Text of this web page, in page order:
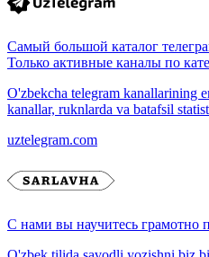
Самый большой каталог
Только активные каналы по
O'zbekcha telegram kanallarining
kanallar, ruknlarda va batafsil
uztelegram.com
С нами вы научитесь грамотно